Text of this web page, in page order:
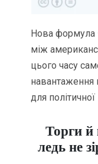
Нова формула
між
цього часу
навантаження
для
Торги й
ледь не